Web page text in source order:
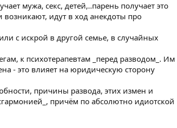
мужа, секс, детей,..парень получает это
возникают, идут в ход анекдоты про
с искрой в другой семье, в случайных
к психотерапевтам _перед разводом_. Им
- это влияет на юридическую сторону
причины развода, этих измен и
причём по абсолютно идиотской